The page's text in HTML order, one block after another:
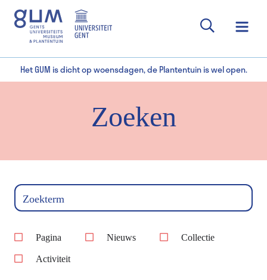
Het GUM is dicht op woensdagen, de Plantentuin is wel open.
Zoeken
Zoekterm
Pagina Nieuws Collectie
Activiteit